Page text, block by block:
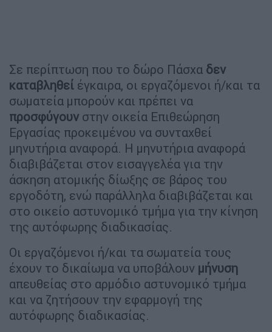
Σε περίπτωση που το δώρο Πάσχα δεν
καταβληθεί έγκαιρα, οι εργαζόμενοι ή/και τα
σωματεία μπορούν και πρέπει να
προσφύγουν στην οικεία Επιθεώρηση
Εργασίας προκειμένου να συνταχθεί
μηνυτήρια αναφορά. Η μηνυτήρια αναφορά
διαβιβάζεται στον εισαγγελέα για την
άσκηση ατομικής δίωξης σε βάρος του
εργοδότη, ενώ παράλληλα διαβιβάζεται και
στο οικείο αστυνομικό τμήμα για την κίνηση
της αυτόφωρης διαδικασίας.
Οι εργαζόμενοι ή/και τα σωματεία τους
έχουν το δικαίωμα να υποβάλουν μήνυση
απευθείας στο αρμόδιο αστυνομικό τμήμα
και να ζητήσουν την εφαρμογή της
αυτόφωρης διαδικασίας.